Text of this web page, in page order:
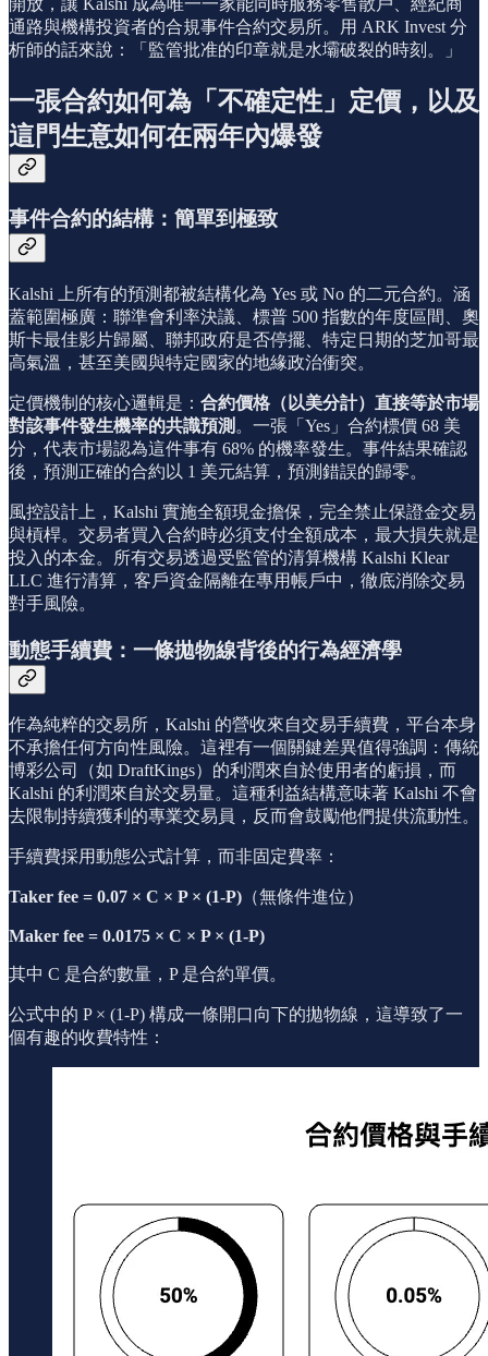
開放，讓 Kalshi 成為唯一一家能同時服務零售散戶、經紀商
通路與機構投資者的合規事件合約交易所。用 ARK Invest 分
析師的話來說：「監管批准的印章就是水壩破裂的時刻。」
一張合約如何為「不確定性」定價，以及
這門生意如何在兩年內爆發
事件合約的結構：簡單到極致
Kalshi 上所有的預測都被結構化為 Yes 或 No 的二元合約。涵
蓋範圍極廣：聯準會利率決議、標普 500 指數的年度區間、奧
斯卡最佳影片歸屬、聯邦政府是否停擺、特定日期的芝加哥最
高氣溫，甚至美國與特定國家的地緣政治衝突。
定價機制的核心邏輯是： 合約價格（以美分計）直接等於市場
對該事件發生機率的共識預測 。一張「Yes」合約標價 68 美
分，代表市場認為這件事有 68% 的機率發生。事件結果確認
後，預測正確的合約以 1 美元結算，預測錯誤的歸零。
風控設計上，Kalshi 實施全額現金擔保，完全禁止保證金交易
與槓桿。交易者買入合約時必須支付全額成本，最大損失就是
投入的本金。所有交易透過受監管的清算機構 Kalshi Klear
LLC 進行清算，客戶資金隔離在專用帳戶中，徹底消除交易
對手風險。
動態手續費：一條拋物線背後的行為經濟學
作為純粹的交易所，Kalshi 的營收來自交易手續費，平台本身
不承擔任何方向性風險。這裡有一個關鍵差異值得強調：傳統
博彩公司（如 DraftKings）的利潤來自於使用者的虧損，而
Kalshi 的利潤來自於交易量。這種利益結構意味著 Kalshi 不會
去限制持續獲利的專業交易員，反而會鼓勵他們提供流動性。
手續費採用動態公式計算，而非固定費率：
Taker fee = 0.07 × C × P × (1-P) （無條件進位）
Maker fee = 0.0175 × C × P × (1-P)
其中 C 是合約數量，P 是合約單價。
公式中的 P × (1-P) 構成一條開口向下的拋物線，這導致了一
個有趣的收費特性：